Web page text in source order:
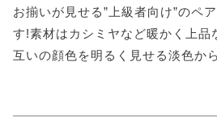
お揃いが見せる”上級者向け”のペ
す!素材はカシミヤなど暖かく上品
互いの顔色を明るく見せる淡色か